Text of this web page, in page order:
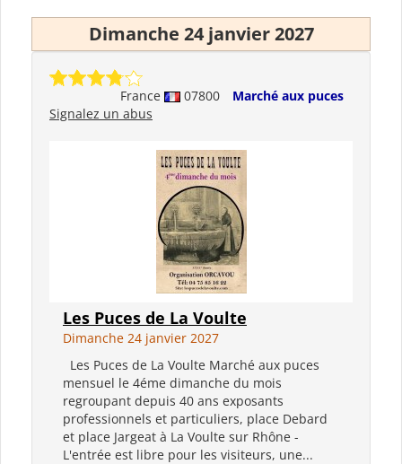
Dimanche 24 janvier 2027
France 07800
Marché aux puces
Signalez un abus
Les Puces de La Voulte
Dimanche 24 janvier 2027
Les Puces de La Voulte Marché aux puces
mensuel le 4éme dimanche du mois
regroupant depuis 40 ans exposants
professionnels et particuliers, place Debard
et place Jargeat à La Voulte sur Rhône -
L'entrée est libre pour les visiteurs, une...